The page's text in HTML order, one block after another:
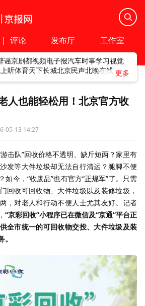
| 评论 发布厅 工作室
谣京剧都视频电子报汽车时事学习视觉
听体育天下长城北京民声北晚在线
人也能轻松用！北京官方收
05-13 14:27
击队”回收价格不透明、缺斤短两？家里有
发等大件垃圾却无法自行清运？腿脚不便
如今，“收废品”也有官方“正规军”了。只需
回收可回收物、大件垃圾以及装修垃圾，
，对老人和行动不便人士尤其友好。记者
“京彩回收”小程序已在微信及“京通”平台正
全市统一的可回收物交投、大件垃圾及装